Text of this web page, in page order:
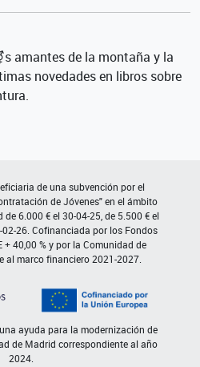
amantes de la montaña y la
novedades en libros sobre
de una subvención por el
de Jóvenes" en el ámbito
6.000 € el 30-04-25, de 5.500 € el
02-26. Cofinanciada por los Fondos
+ 40,00 % y por la Comunidad de
al marco financiero 2021-2027.
ayuda para la modernización de
de Madrid correspondiente al año
2024.